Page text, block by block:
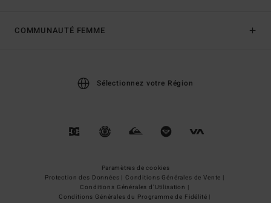
COMMUNAUTÉ FEMME
Sélectionnez votre Région
Paramètres de cookies
Protection des Données | Conditions Générales de Vente |
Conditions Générales d'Utilisation |
Conditions Générales du Programme de Fidélité |